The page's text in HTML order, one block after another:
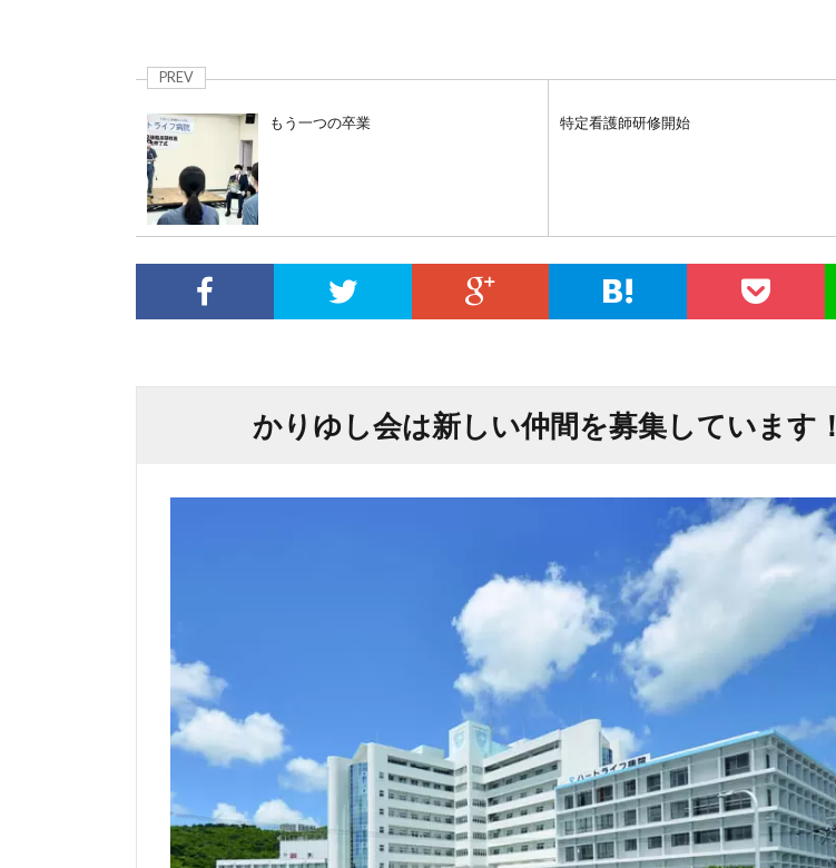
PREV
もう一つの卒業 特定看護師研修開始
かりゆし会は新しい仲間を募集しています！